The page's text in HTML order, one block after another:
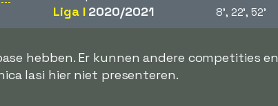
Liga I2020/2021 8', 22', 52'
hebben. Er kunnen andere competities en
Iasi hier niet presenteren.